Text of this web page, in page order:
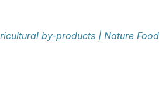
by-products | Nature Food